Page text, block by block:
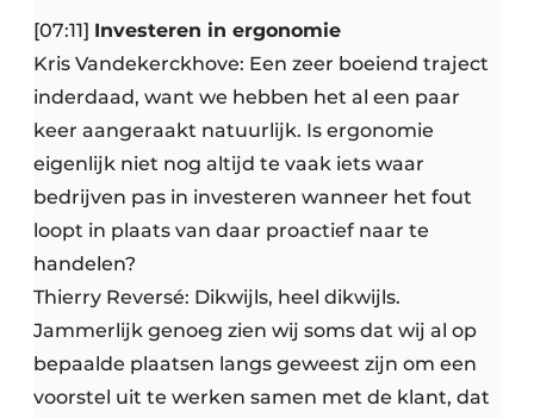
[07:11] Investeren in ergonomie
Kris Vandekerckhove: Een zeer boeiend traject
inderdaad, want we hebben het al een paar
keer aangeraakt natuurlijk. Is ergonomie
eigenlijk niet nog altijd te vaak iets waar
bedrijven pas in investeren wanneer het fout
loopt in plaats van daar proactief naar te
handelen?
Thierry Reversé: Dikwijls, heel dikwijls.
Jammerlijk genoeg zien wij soms dat wij al op
bepaalde plaatsen langs geweest zijn om een
voorstel uit te werken samen met de klant, dat